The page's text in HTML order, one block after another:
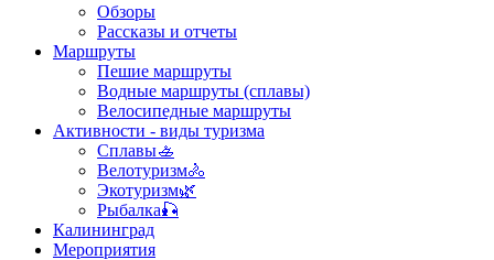
Обзоры
Рассказы и отчеты
Маршруты
Пешие маршруты
Водные маршруты (сплавы)
Велосипедные маршруты
Активности - виды туризма
Сплавы🚣
Велотуризм🚴
Экотуризм🌿
Рыбалка🎣
Калининград
Мероприятия